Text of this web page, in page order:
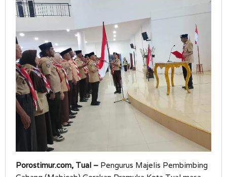
Porostimur.com, Tual – Pengurus Majelis Pembimbing